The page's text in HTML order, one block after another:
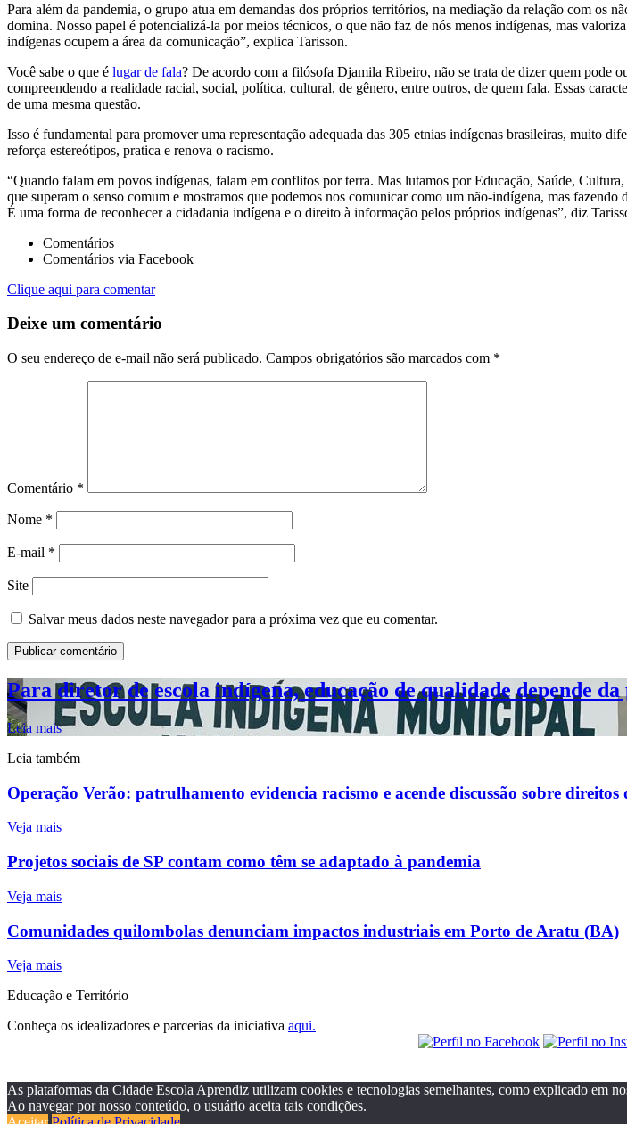
Para além da pandemia, o grupo atua em demandas dos próprios territórios, na mediação da relação com os
domina. Nosso papel é potencializá-la por meios técnicos, o que não faz de nós menos indígenas, mas
indígenas ocupem a área da comunicação”, explica Tarisson.
Você sabe o que é lugar de fala? De acordo com a filósofa Djamila Ribeiro, não se trata de dizer quem pode
compreendendo a realidade racial, social, política, cultural, de gênero, entre outros, de quem fala. Essas
de uma mesma questão.
Isso é fundamental para promover uma representação adequada das 305 etnias indígenas brasileiras, muito
reforça estereótipos, pratica e renova o racismo.
“Quando falam em povos indígenas, falam em conflitos por terra. Mas lutamos por Educação, Saúde,
que superam o senso comum e mostramos que podemos nos comunicar como um não-indígena, mas
É uma forma de reconhecer a cidadania indígena e o direito à informação pelos próprios indígenas”, diz
Comentários
Comentários via Facebook
Clique aqui para comentar
Deixe um comentário
O seu endereço de e-mail não será publicado. Campos obrigatórios são marcados com *
Comentário *
Nome *
E-mail *
Site
Salvar meus dados neste navegador para a próxima vez que eu comentar.
Para diretor de escola indígena, educação de qualidade depende
Leia mais
Leia também
Operação Verão: patrulhamento evidencia racismo e acende discussão sobre direitos
Veja mais
Projetos sociais de SP contam como têm se adaptado à pandemia
Veja mais
Comunidades quilombolas denunciam impactos industriais em Porto de Aratu (BA)
Veja mais
Educação e Território
Conheça os idealizadores e parcerias da iniciativa aqui.
As plataformas da Cidade Escola Aprendiz utilizam cookies e tecnologias semelhantes, como explicado em
Ao navegar por nosso conteúdo, o usuário aceita tais condições.